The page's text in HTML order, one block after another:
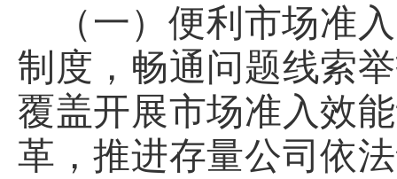
（一）便利市场准
制度，畅通问题线索
覆盖开展市场准入效
革，推进存量公司依